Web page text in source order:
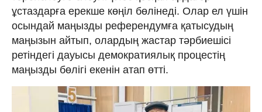
ұстаздарға ерекше көңіл бөлінеді. Олар ел үшін
осындай маңызды референдумға қатысудың
маңызын айтып, олардың жастар тәрбиешісі
ретіндегі дауысы демократиялық процестің
маңызды бөлігі екенін атап өтті.